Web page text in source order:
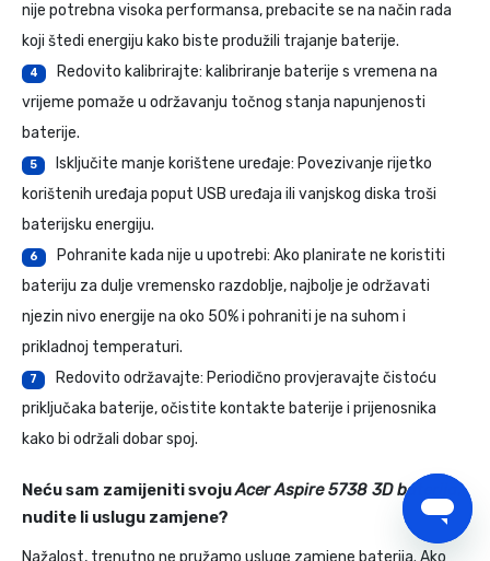
nije potrebna visoka performansa, prebacite se na način rada
koji štedi energiju kako biste produžili trajanje baterije.
4
Redovito kalibrirajte: kalibriranje baterije s vremena na
vrijeme pomaže u održavanju točnog stanja napunjenosti
baterije.
5
Isključite manje korištene uređaje: Povezivanje rijetko
korištenih uređaja poput USB uređaja ili vanjskog diska troši
baterijsku energiju.
6
Pohranite kada nije u upotrebi: Ako planirate ne koristiti
bateriju za dulje vremensko razdoblje, najbolje je održavati
njezin nivo energije na oko 50% i pohraniti je na suhom i
prikladnoj temperaturi.
7
Redovito održavajte: Periodično provjeravajte čistoću
priključaka baterije, očistite kontakte baterije i prijenosnika
kako bi održali dobar spoj.
Neću sam zamijeniti svojuAcer Aspire 5738 3D baterija
,
nudite li uslugu zamjene?